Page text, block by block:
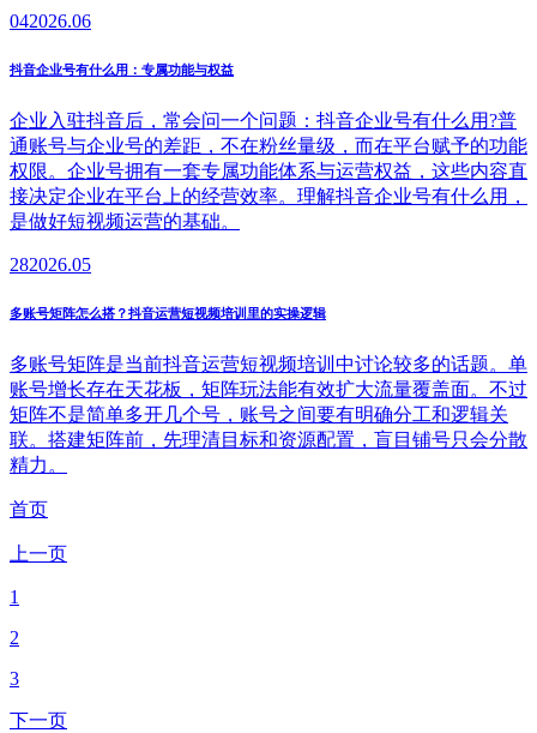
042026.06
抖音企业号有什么用：专属功能与权益
企业入驻抖音后，常会问一个问题：抖音企业号有什么用?普
通账号与企业号的差距，不在粉丝量级，而在平台赋予的功能
权限。企业号拥有一套专属功能体系与运营权益，这些内容直
接决定企业在平台上的经营效率。理解抖音企业号有什么用，
是做好短视频运营的基础。
282026.05
多账号矩阵怎么搭？抖音运营短视频培训里的实操逻辑
多账号矩阵是当前抖音运营短视频培训中讨论较多的话题。单
账号增长存在天花板，矩阵玩法能有效扩大流量覆盖面。不过
矩阵不是简单多开几个号，账号之间要有明确分工和逻辑关
联。搭建矩阵前，先理清目标和资源配置，盲目铺号只会分散
精力。
首页
上一页
1
2
3
下一页